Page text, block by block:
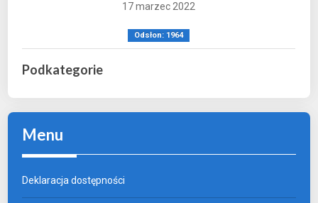
17 marzec 2022
Odsłon: 1964
Podkategorie
Menu
Deklaracja dostępności